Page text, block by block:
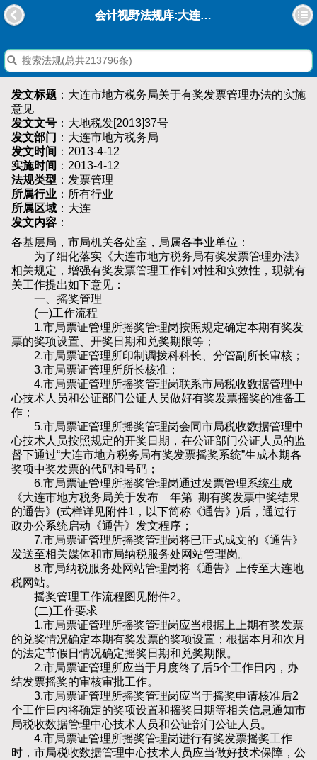
会计视野法规库:大连市地方税务局关于有奖发票管理办法的实施意见
发文标题 ：大连市地方税务局关于有奖发票管理办法的实施
意见
发文文号 ：大地税发[2013]37号
发文部门 ：大连市地方税务局
发文时间 ：2013-4-12
实施时间 ：2013-4-12
法规类型 ：发票管理
所属行业 ：所有行业
所属区域 ：大连
发文内容 ：
各基层局，市局机关各处室，局属各事业单位：
为了细化落实《大连市地方税务局有奖发票管理办法》
相关规定，增强有奖发票管理工作针对性和实效性，现就有
关工作提出如下意见：
一、摇奖管理
(一)工作流程
1.市局票证管理所摇奖管理岗按照规定确定本期有奖发
票的奖项设置、开奖日期和兑奖期限等；
2.市局票证管理所印制调拨科科长、分管副所长审核；
3.市局票证管理所所长核准；
4.市局票证管理所摇奖管理岗联系市局税收数据管理中
心技术人员和公证部门公证人员做好有奖发票摇奖的准备工
作；
5.市局票证管理所摇奖管理岗会同市局税收数据管理中
心技术人员按照规定的开奖日期，在公证部门公证人员的监
督下通过“大连市地方税务局有奖发票摇奖系统”生成本期各
奖项中奖发票的代码和号码；
6.市局票证管理所摇奖管理岗通过发票管理系统生成
《大连市地方税务局关于发布 年第 期有奖发票中奖结果
的通告》(式样详见附件1，以下简称《通告》)后，通过行
政办公系统启动《通告》发文程序；
7.市局票证管理所摇奖管理岗将已正式成文的《通告》
发送至相关媒体和市局纳税服务处网站管理岗。
8.市局纳税服务处网站管理岗将《通告》上传至大连地
税网站。
摇奖管理工作流程图见附件2。
(二)工作要求
1.市局票证管理所摇奖管理岗应当根据上上期有奖发票
的兑奖情况确定本期有奖发票的奖项设置；根据本月和次月
的法定节假日情况确定摇奖日期和兑奖期限。
2.市局票证管理所应当于月度终了后5个工作日内，办
结发票摇奖的审核审批工作。
3.市局票证管理所摇奖管理岗应当于摇奖申请核准后2
个工作日内将确定的奖项设置和摇奖日期等相关信息通知市
局税收数据管理中心技术人员和公证部门公证人员。
4.市局票证管理所摇奖管理岗进行有奖发票摇奖工作
时，市局税收数据管理中心技术人员应当做好技术保障，公